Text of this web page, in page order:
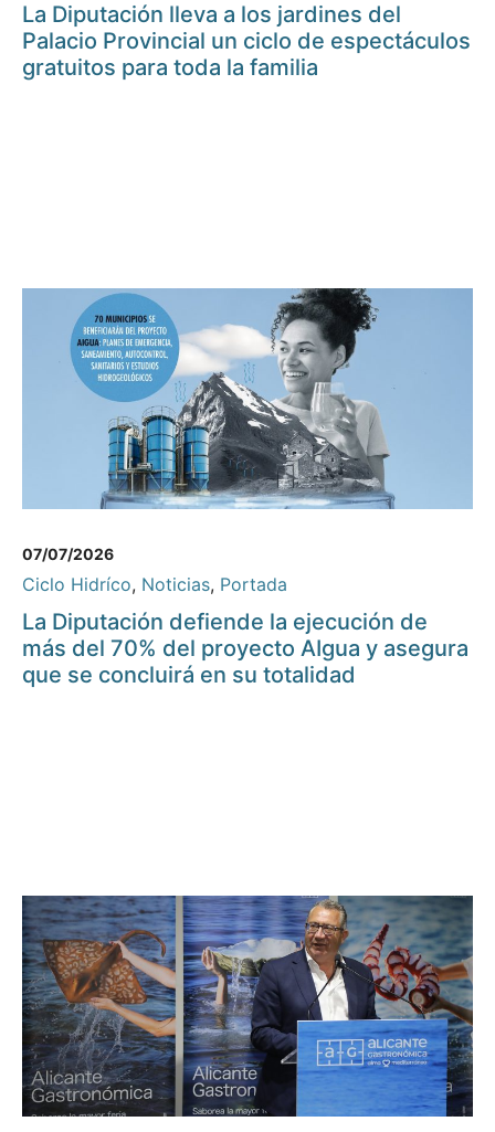
La Diputación lleva a los jardines del
Palacio Provincial un ciclo de espectáculos
gratuitos para toda la familia
07/07/2026
Ciclo Hidríco, Noticias, Portada
La Diputación defiende la ejecución de
más del 70% del proyecto AIgua y asegura
que se concluirá en su totalidad